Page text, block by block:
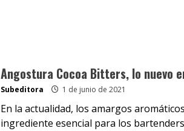
Angostura Cocoa Bitters, lo nuevo
Subeditora 1 de junio de 2021
En la actualidad, los amargos
ingrediente esencial para los